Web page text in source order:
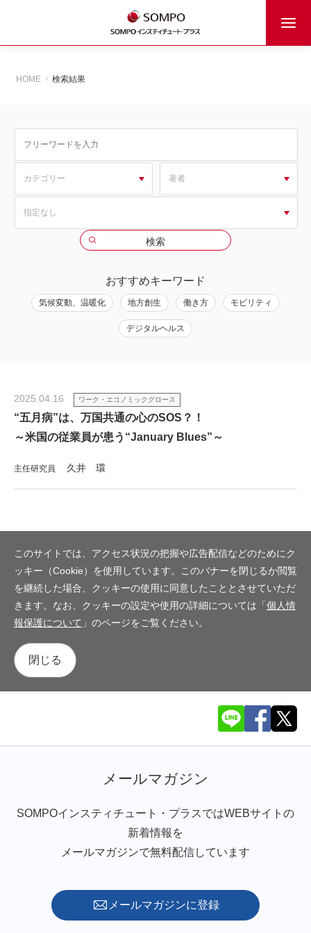
HOME 検索結果
おすすめキーワード
気候変動、温暖化 地方創生 働き方 モビリティ
デジタルヘルス
2025.04.16 ワーク・エコノミックグロース
“五月病”は、万国共通の心のSOS？！
～米国の従業員が患う“January Blues”～
主任研究員 久井 環
このサイトでは、アクセス状況の把握や広告配信などのためにク
ッキー（Cookie）を使用しています。このバナーを閉じるか閲覧
を継続した場合、クッキーの使用に同意したこととさせていただ
きます。なお、クッキーの設定や使用の詳細については「個人情
報保護について 」のページをご覧ください。
閉じる
メールマガジン
SOMPOインスティチュート・プラスではWEBサイトの
新着情報を
メールマガジンで無料配信しています
メールマガジンに登録